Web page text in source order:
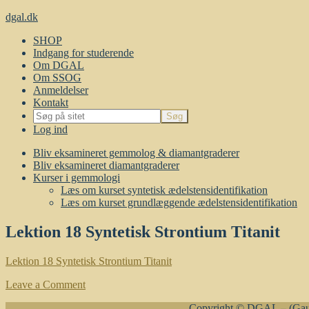
dgal.dk
SHOP
Indgang for studerende
Om DGAL
Om SSOG
Anmeldelser
Kontakt
Log ind
Bliv eksamineret gemmolog & diamantgraderer
Bliv eksamineret diamantgraderer
Kurser i gemmologi
Læs om kurset syntetisk ædelstensidentifikation
Læs om kurset grundlæggende ædelstensidentifikation
Lektion 18 Syntetisk Strontium Titanit
Lektion 18 Syntetisk Strontium Titanit
Leave a Comment